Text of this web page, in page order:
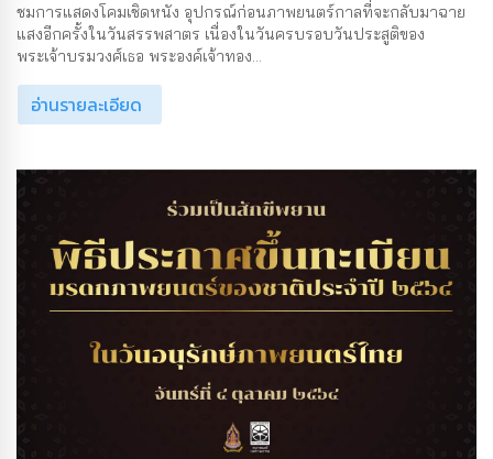
ชมการแสดงโคมเชิดหนัง อุปกรณ์ก่อนภาพยนตร์กาลที่จะกลับมาฉาย
แสงอีกครั้งในวันสรรพสาตร เนื่องในวันครบรอบวันประสูติของ
พระเจ้าบรมวงศ์เธอ พระองค์เจ้าทอง...
อ่านรายละเอียด